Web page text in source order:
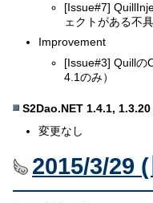
[Issue#7]
ェクトがある不具
Improvement
[Issue#3] Quillの
4.1のみ）
S2Dao.NET 1.4.1, 1.3.20
変更なし
2015/3/29